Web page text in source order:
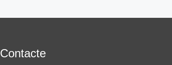
Contacte